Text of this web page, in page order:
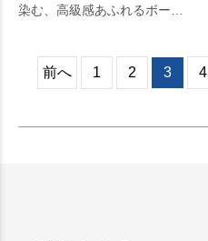
染む、高級感あふれるボール
前へ 1 2 3 4